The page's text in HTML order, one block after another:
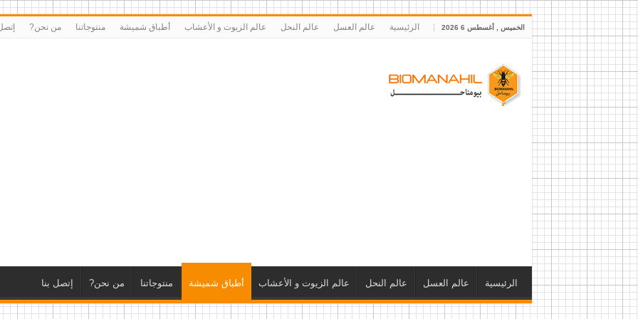
الخميس , أغسطس 6 2026 الرئيسية عالم العسل عالم النحل عالم الزيوت و الأعشاب أطباق شميشة منتوجاتنا من نحن?
الرئيسية عالم العسل عالم النحل عالم الزيوت و الأعشاب أطباق شميشة منتوجاتنا من نحن? إتصل بنا